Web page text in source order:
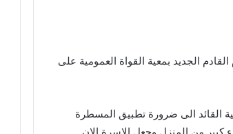
الجديد بمعية القواة العمومية على
القائد الى ضرورة تطبيق المسطرة